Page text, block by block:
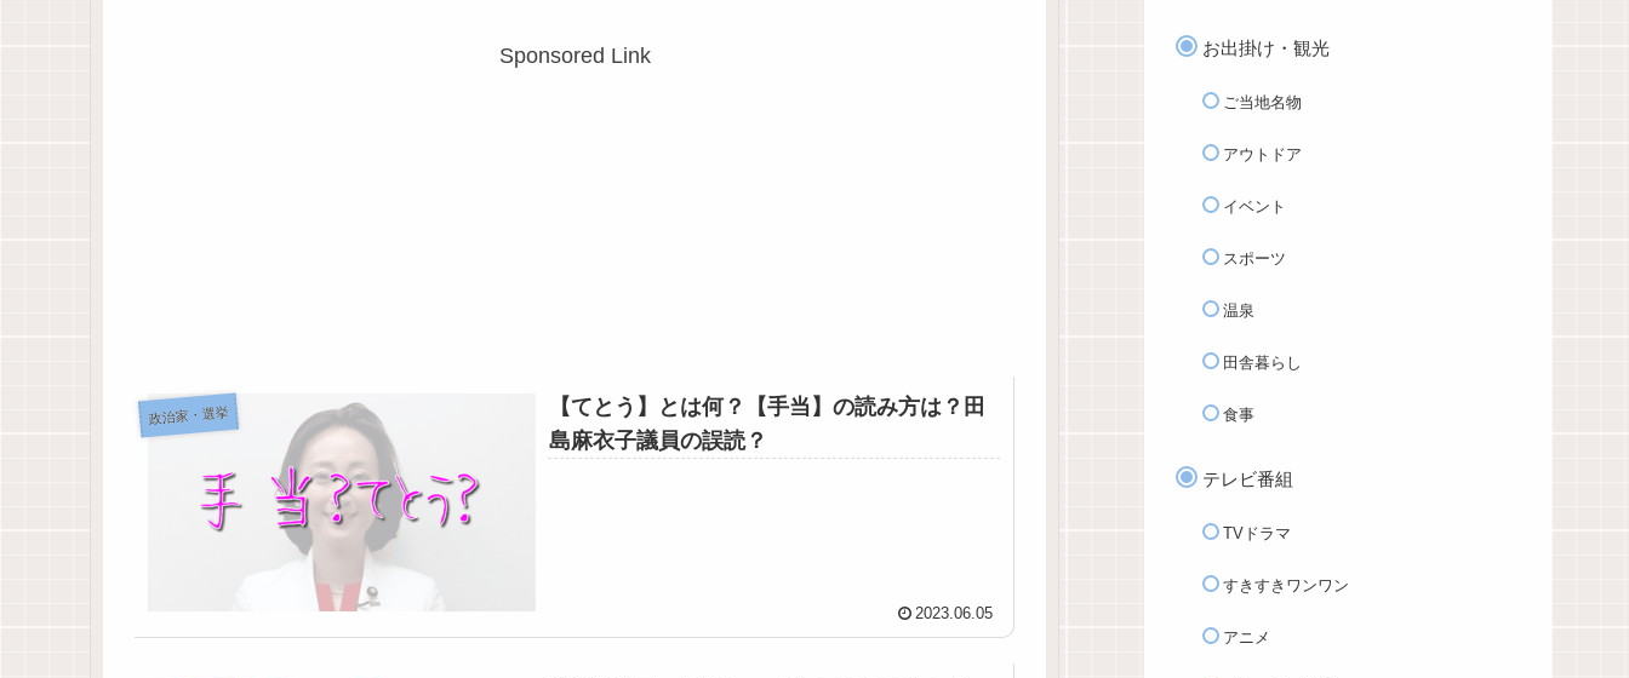
Sponsored Link
政治家・選挙
【てとう】とは何？【手当】の読み方は？田
島麻衣子議員の誤読？
2023.06.05
お出掛け・観光
ご当地名物
アウトドア
イベント
スポーツ
温泉
田舎暮らし
食事
テレビ番組
TVドラマ
すきすきワンワン
アニメ